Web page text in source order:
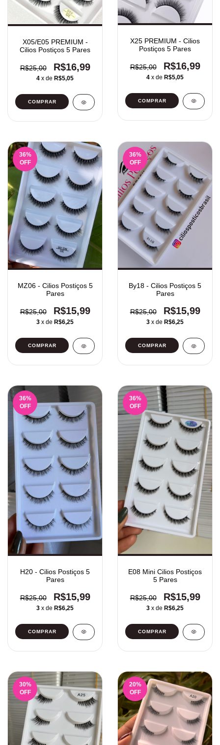
X05/E05 PREMIUM -
Cilios Postiços 5 Pares
R$25,00 R$16,99
4 x de R$5,05
X25 PREMIUM - Cilios
Postiços 5 Pares
R$25,00 R$16,99
4 x de R$5,05
36%
OFF
MZ06 - Cilios Postiços 5
Pares
R$25,00 R$15,99
3 x de R$6,25
36%
OFF
By18 - Cilios Postiços 5
Pares
R$25,00 R$15,99
3 x de R$6,25
36%
OFF
H20 - Cilios Postiços 5
Pares
R$25,00 R$15,99
3 x de R$6,25
36%
OFF
E08 Mini Cilios Postiços
5 Pares
R$25,00 R$15,99
3 x de R$6,25
30%
OFF
20%
OFF